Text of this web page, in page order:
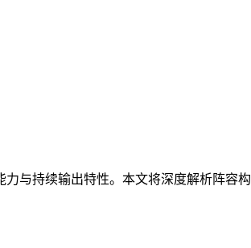
与持续输出特性。本文将深度解析阵容